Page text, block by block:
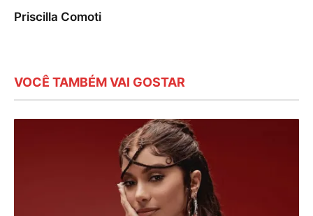
Priscilla Comoti
VOCÊ TAMBÉM VAI GOSTAR